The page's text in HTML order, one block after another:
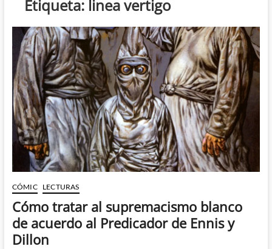
Etiqueta: linea vertigo
CÓMIC LECTURAS
Cómo tratar al supremacismo blanco
de acuerdo al Predicador de Ennis y
Dillon